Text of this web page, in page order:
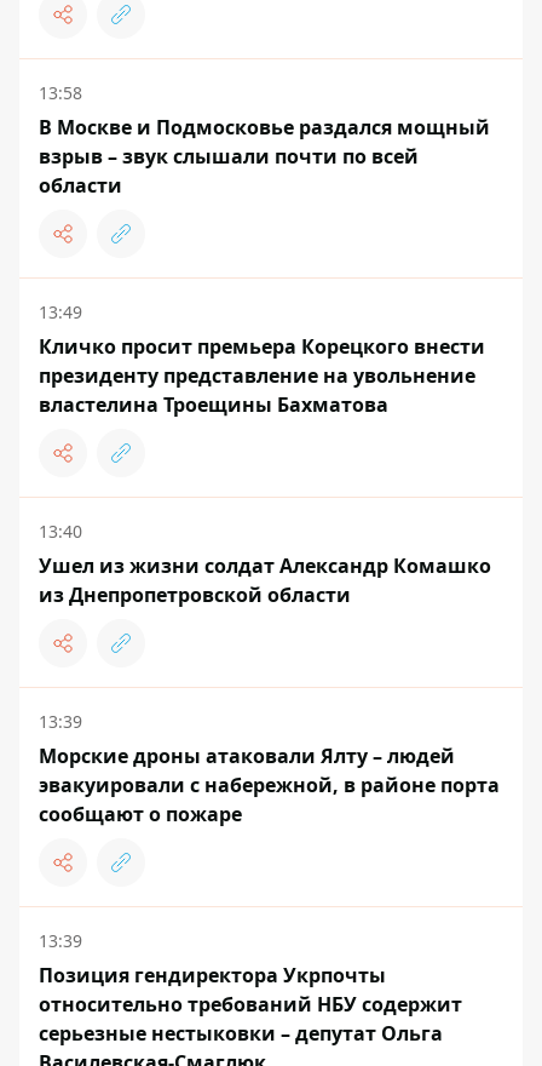
13:58
В Москве и Подмосковье раздался мощный
взрыв – звук слышали почти по всей
области
13:49
Кличко просит премьера Корецкого внести
президенту представление на увольнение
властелина Троещины Бахматова
13:40
Ушел из жизни солдат Александр Комашко
из Днепропетровской области
13:39
Морские дроны атаковали Ялту – людей
эвакуировали с набережной, в районе порта
сообщают о пожаре
13:39
Позиция гендиректора Укрпочты
относительно требований НБУ содержит
серьезные нестыковки – депутат Ольга